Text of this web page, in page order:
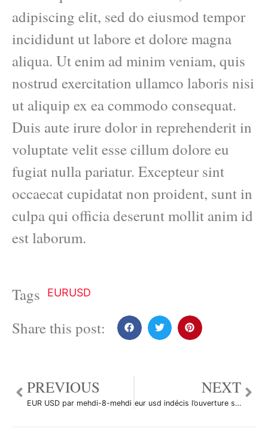
adipiscing elit, sed do eiusmod tempor
incididunt ut labore et dolore magna
aliqua. Ut enim ad minim veniam, quis
nostrud exercitation ullamco laboris nisi
ut aliquip ex ea commodo consequat.
Duis aute irure dolor in reprehenderit in
voluptate velit esse cillum dolore eu
fugiat nulla pariatur. Excepteur sint
occaecat cupidatat non proident, sunt in
culpa qui officia deserunt mollit anim id
est laborum.
Tags EURUSD
Share this post:
PREVIOUS
EUR USD par mehdi-8-mehdi
NEXT
eur usd indécis l’ouverture sera déterminante par romaindu62119